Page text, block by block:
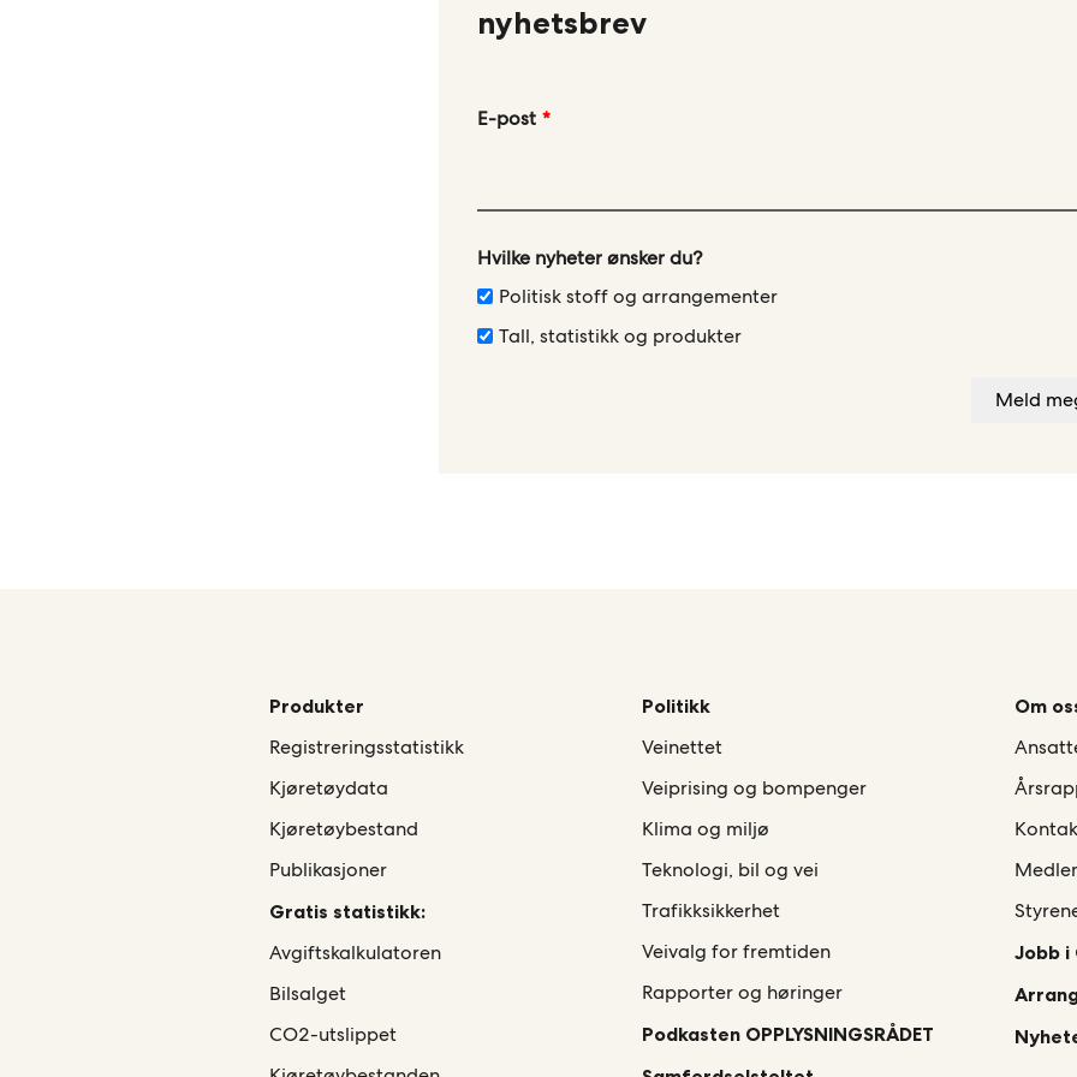
nyhetsbrev
Leave
blank
E-post
Hvilke nyheter ønsker du?
Politisk stoff og arrangementer
Tall, statistikk og produkter
Meld
Produkter
Registreringsstatistikk
Kjøretøydata
Kjøretøybestand
Publikasjoner
Gratis statistikk:
Avgiftskalkulatoren
Bilsalget
CO2-utslippet
Politikk
Veinettet
Veiprising og bompenger
Klima og miljø
Teknologi, bil og vei
Trafikksikkerhet
Veivalg for fremtiden
Rapporter og høringer
Podkasten OPPLYSNINGSRÅDET
Om
Jobb i